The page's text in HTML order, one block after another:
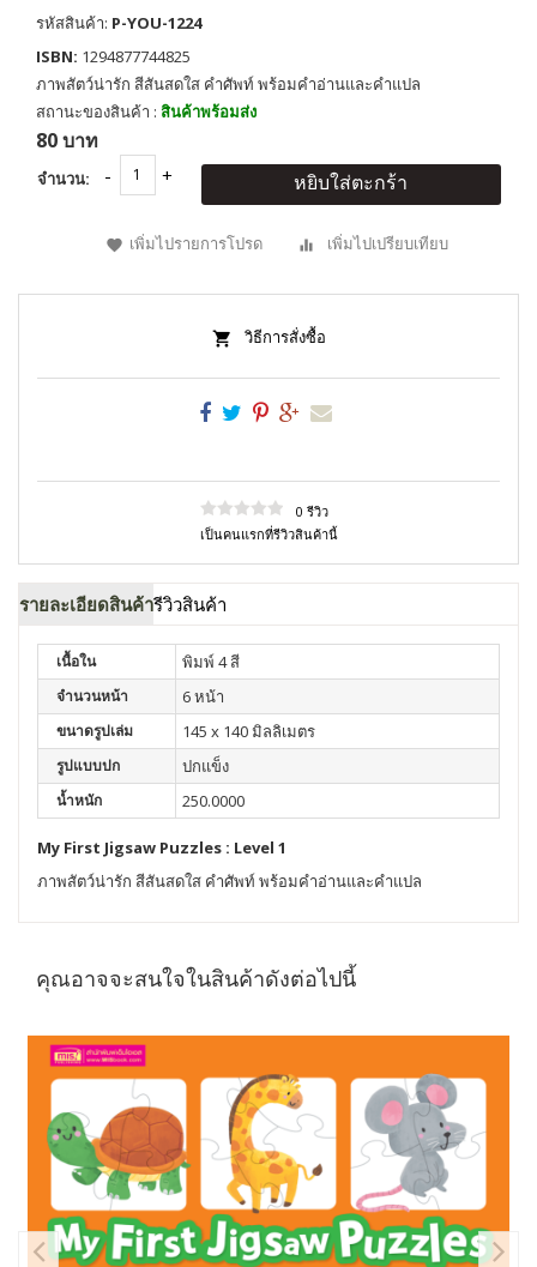
รหัสสินค้า: P-YOU-1224
ISBN: 1294877744825
ภาพสัตว์น่ารัก สีสันสดใส คำศัพท์ พร้อมคำอ่านและคำแปล
สถานะของสินค้า : สินค้าพร้อมส่ง
80 บาท
จำนวน: หยิบใส่ตะกร้า
เพิ่มไปรายการโปรด เพิ่มไปเปรียบเทียบ
วิธีการสั่งซื้อ
0 รีวิว
เป็นคนแรกที่รีวิวสินค้านี้
รายละเอียดสินค้ารีวิวสินค้า
เนื้อใน พิมพ์ 4 สี
จำนวนหน้า 6 หน้า
ขนาดรูปเล่ม 145 x 140 มิลลิเมตร
รูปแบบปก ปกแข็ง
น้ำหนัก 250.0000
My First Jigsaw Puzzles : Level 1
ภาพสัตว์น่ารัก สีสันสดใส คำศัพท์ พร้อมคำอ่านและคำแปล
คุณอาจจะสนใจในสินค้าดังต่อไปนี้